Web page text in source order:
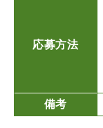
応募方法
備考